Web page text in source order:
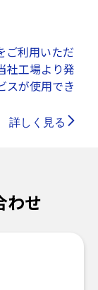
ご利用いただ
社工場より発
スが使用でき
詳しく見る
わせ